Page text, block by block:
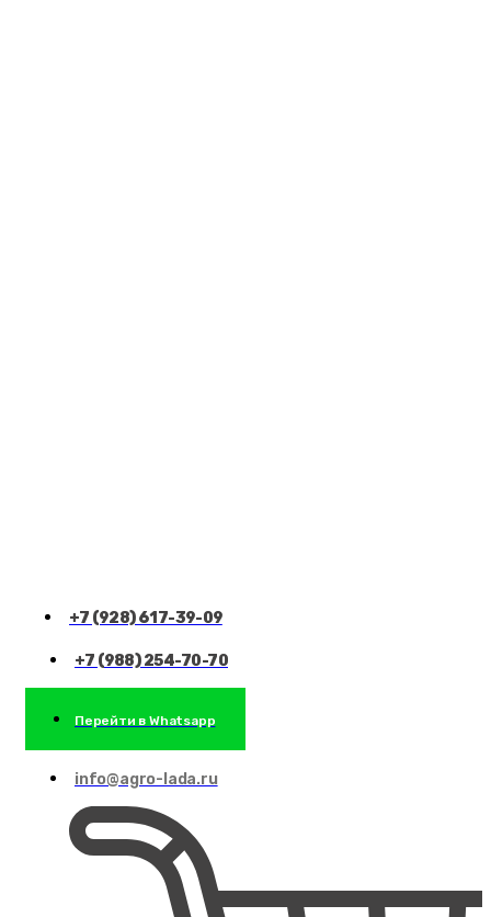
+7 (928) 617-39-09
+7 (988) 254-70-70
Перейти в Whatsapp
info@agro-lada.ru